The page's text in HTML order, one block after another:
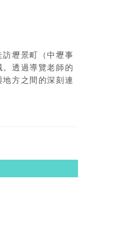
壢景町（中壢事
透過導覽老師的
方之間的深刻連